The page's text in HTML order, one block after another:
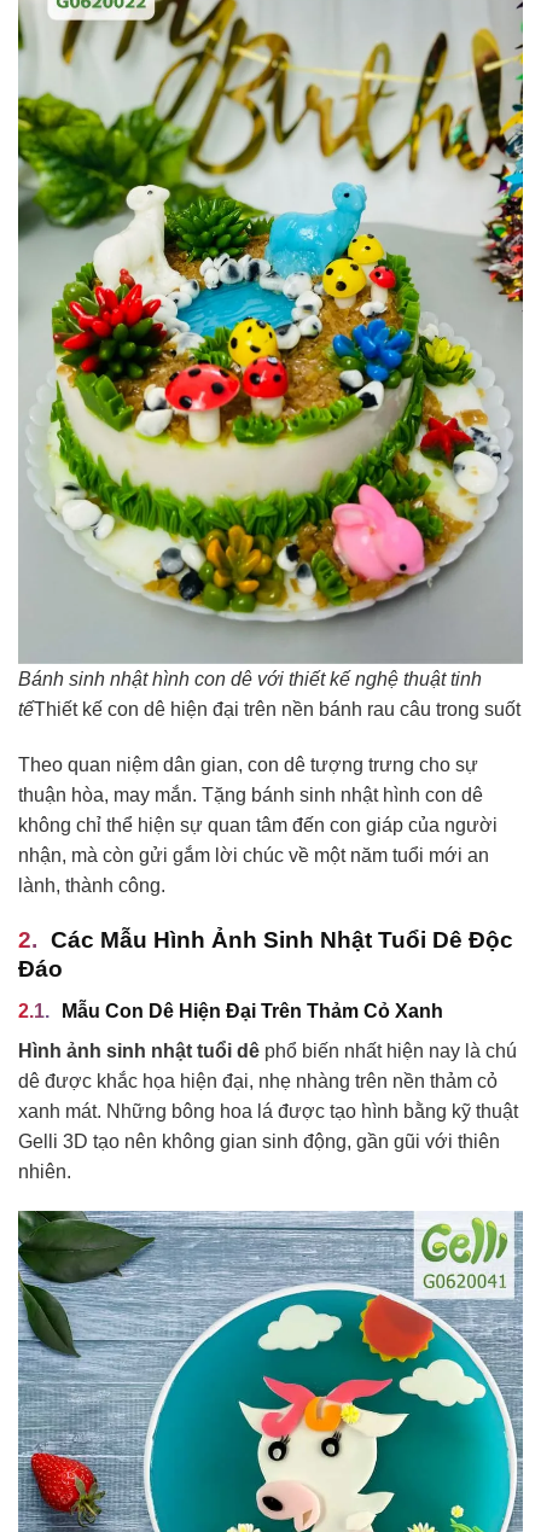
Bánh sinh nhật hình con dê với thiết kế nghệ thuật tinh
tếThiết kế con dê hiện đại trên nền bánh rau câu trong suốt
Theo quan niệm dân gian, con dê tượng trưng cho sự
thuận hòa, may mắn. Tặng bánh sinh nhật hình con dê
không chỉ thể hiện sự quan tâm đến con giáp của người
nhận, mà còn gửi gắm lời chúc về một năm tuổi mới an
lành, thành công.
Các Mẫu Hình Ảnh Sinh Nhật Tuổi Dê Độc
Đáo
Mẫu Con Dê Hiện Đại Trên Thảm Cỏ Xanh
Hình ảnh sinh nhật tuổi dê phổ biến nhất hiện nay là chú
dê được khắc họa hiện đại, nhẹ nhàng trên nền thảm cỏ
xanh mát. Những bông hoa lá được tạo hình bằng kỹ thuật
Gelli 3D tạo nên không gian sinh động, gần gũi với thiên
nhiên.